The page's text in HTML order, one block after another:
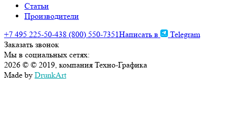
Статьи
Производители
+7 495 225-50-438 (800) 550-7351Написать в
Telegram
Заказать звонок
Мы в социальных сетях:
2026 © © 2019, компания Техно-Графика
Made by DrunkArt